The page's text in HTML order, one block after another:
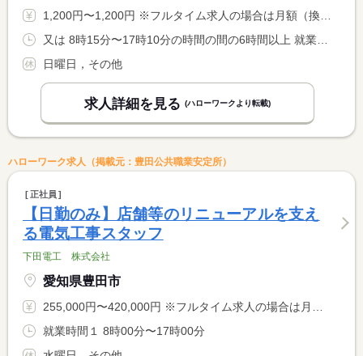
1,200円〜1,200円 ※フルタイム求人の場合は月額（換算額）、パート求人の場合は時間額を表示しています。
日曜日，その他
求人詳細を見る (ハローワークより転載)
ハローワーク求人（掲載元：豊田公共職業安定所）
正社員
【日勤のみ】店舗等のリニューアルを支え
る電気工事スタッフ
下田電工 株式会社
愛知県豊田市
255,000円〜420,000円 ※フルタイム求人の場合は月額（換算額）、パート求人の場合は時間額を表示しています。
就業時間１ 8時00分〜17時00分